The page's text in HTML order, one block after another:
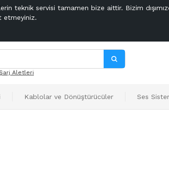
teknik servisi tamamen bize aittir. Bizim
etmeyiniz.
Aletleri
Kablolar ve Dönüştürücüler Ses